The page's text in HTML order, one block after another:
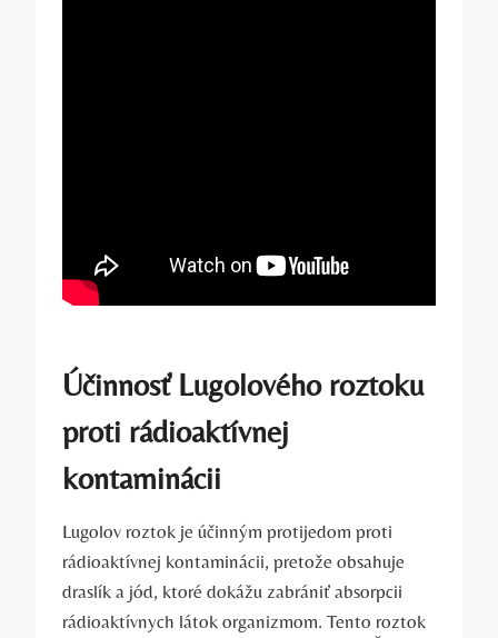
Účinnosť Lugolového roztoku
proti rádioaktívnej
kontaminácii
Lugolov roztok je účinným protijedom proti
‌rádioaktívnej kontaminácii,⁤ pretože​ obsahuje ​
draslík a jód,⁣ ktoré dokážu zabrániť absorpcii
rádioaktívnych ​látok ‌organizmom.​ Tento roztok